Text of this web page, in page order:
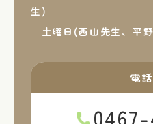
生)
土曜日(西山先生、平
電